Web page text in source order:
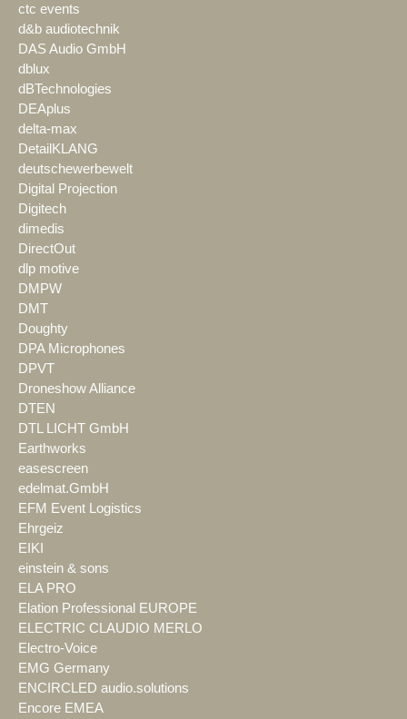
ctc events
d&b audiotechnik
DAS Audio GmbH
dblux
dBTechnologies
DEAplus
delta-max
DetailKLANG
deutschewerbewelt
Digital Projection
Digitech
dimedis
DirectOut
dlp motive
DMPW
DMT
Doughty
DPA Microphones
DPVT
Droneshow Alliance
DTEN
DTL LICHT GmbH
Earthworks
easescreen
edelmat.GmbH
EFM Event Logistics
Ehrgeiz
EIKI
einstein & sons
ELA PRO
Elation Professional EUROPE
ELECTRIC CLAUDIO MERLO
Electro-Voice
EMG Germany
ENCIRCLED audio.solutions
Encore EMEA